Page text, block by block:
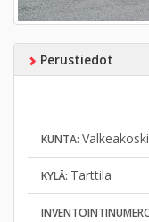
Perustiedot
KUNTA: Valkeakoski
KYLÄ: Tarttila